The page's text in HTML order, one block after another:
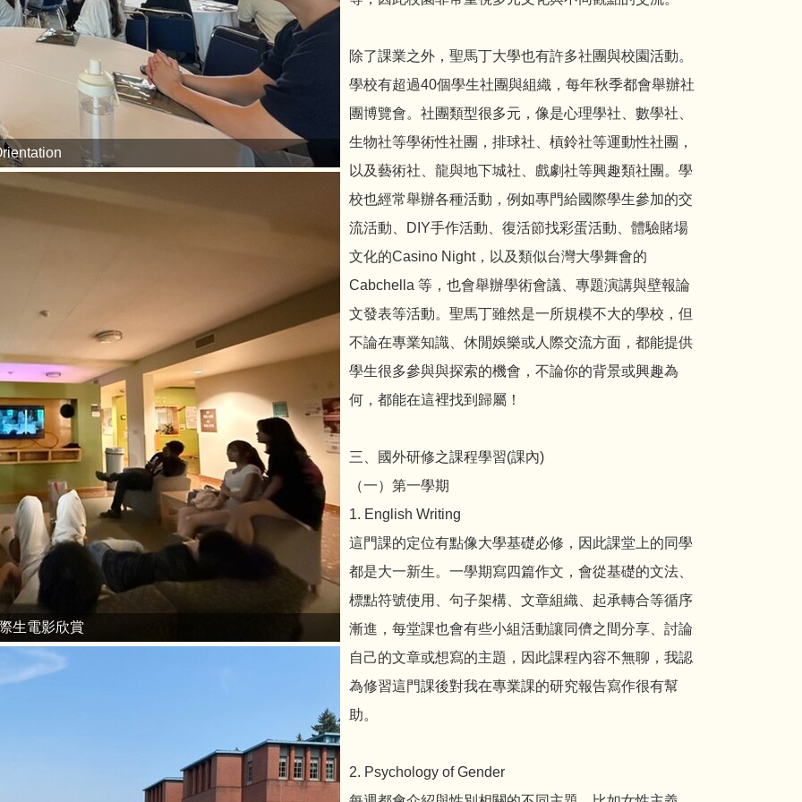
生電影欣賞
除了課業之外，聖馬丁大學也有許多社團與校園活動。
學校有超過40個學生社團與組織，每年秋季都會舉辦社
團博覽會。社團類型很多元，像是心理學社、數學社、
生物社等學術性社團，排球社、槓鈴社等運動性社團，
以及藝術社、龍與地下城社、戲劇社等興趣類社團。學
校也經常舉辦各種活動，例如專門給國際學生參加的交
流活動、DIY手作活動、復活節找彩蛋活動、體驗賭場
文化的Casino Night，以及類似台灣大學舞會的
Cabchella 等，也會舉辦學術會議、專題演講與壁報論
文發表等活動。聖馬丁雖然是一所規模不大的學校，但
不論在專業知識、休閒娛樂或人際交流方面，都能提供
學生很多參與與探索的機會，不論你的背景或興趣為
何，都能在這裡找到歸屬！
三、國外研修之課程學習(課內)
（一）第一學期
1. English Writing
這門課的定位有點像大學基礎必修，因此課堂上的同學
都是大一新生。一學期寫四篇作文，會從基礎的文法、
標點符號使用、句子架構、文章組織、起承轉合等循序
漸進，每堂課也會有些小組活動讓同儕之間分享、討論
自己的文章或想寫的主題，因此課程內容不無聊，我認
為修習這門課後對我在專業課的研究報告寫作很有幫
助。
2. Psychology of Gender